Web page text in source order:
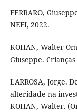
FERRARO,
NEFI, 2022.
KOHAN, Walter
Giuseppe.
LARROSA, Jorge.
alteridade na
KOHAN, Walter.